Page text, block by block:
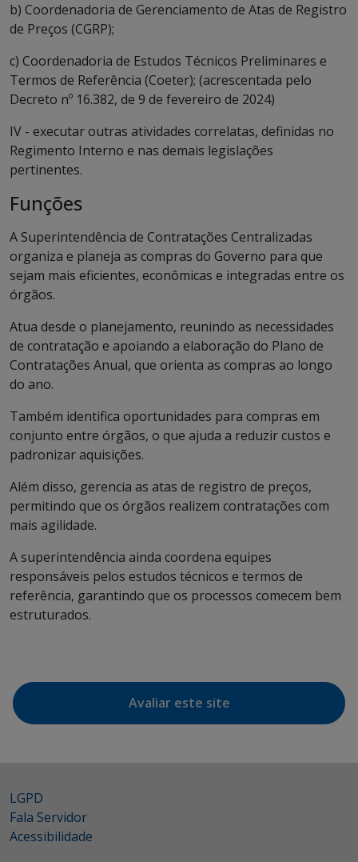
b) Coordenadoria de Gerenciamento de Atas de Registro
de Preços (CGRP);
c) Coordenadoria de Estudos Técnicos Preliminares e
Termos de Referência (Coeter); (acrescentada pelo
Decreto nº 16.382, de 9 de fevereiro de 2024)
IV - executar outras atividades correlatas, definidas no
Regimento Interno e nas demais legislações
pertinentes.
Funções
A Superintendência de Contratações Centralizadas
organiza e planeja as compras do Governo para que
sejam mais eficientes, econômicas e integradas entre os
órgãos.
Atua desde o planejamento, reunindo as necessidades
de contratação e apoiando a elaboração do Plano de
Contratações Anual, que orienta as compras ao longo
do ano.
Também identifica oportunidades para compras em
conjunto entre órgãos, o que ajuda a reduzir custos e
padronizar aquisições.
Além disso, gerencia as atas de registro de preços,
permitindo que os órgãos realizem contratações com
mais agilidade.
A superintendência ainda coordena equipes
responsáveis pelos estudos técnicos e termos de
referência, garantindo que os processos comecem bem
estruturados.
Avaliar este site
LGPD
Fala Servidor
Acessibilidade